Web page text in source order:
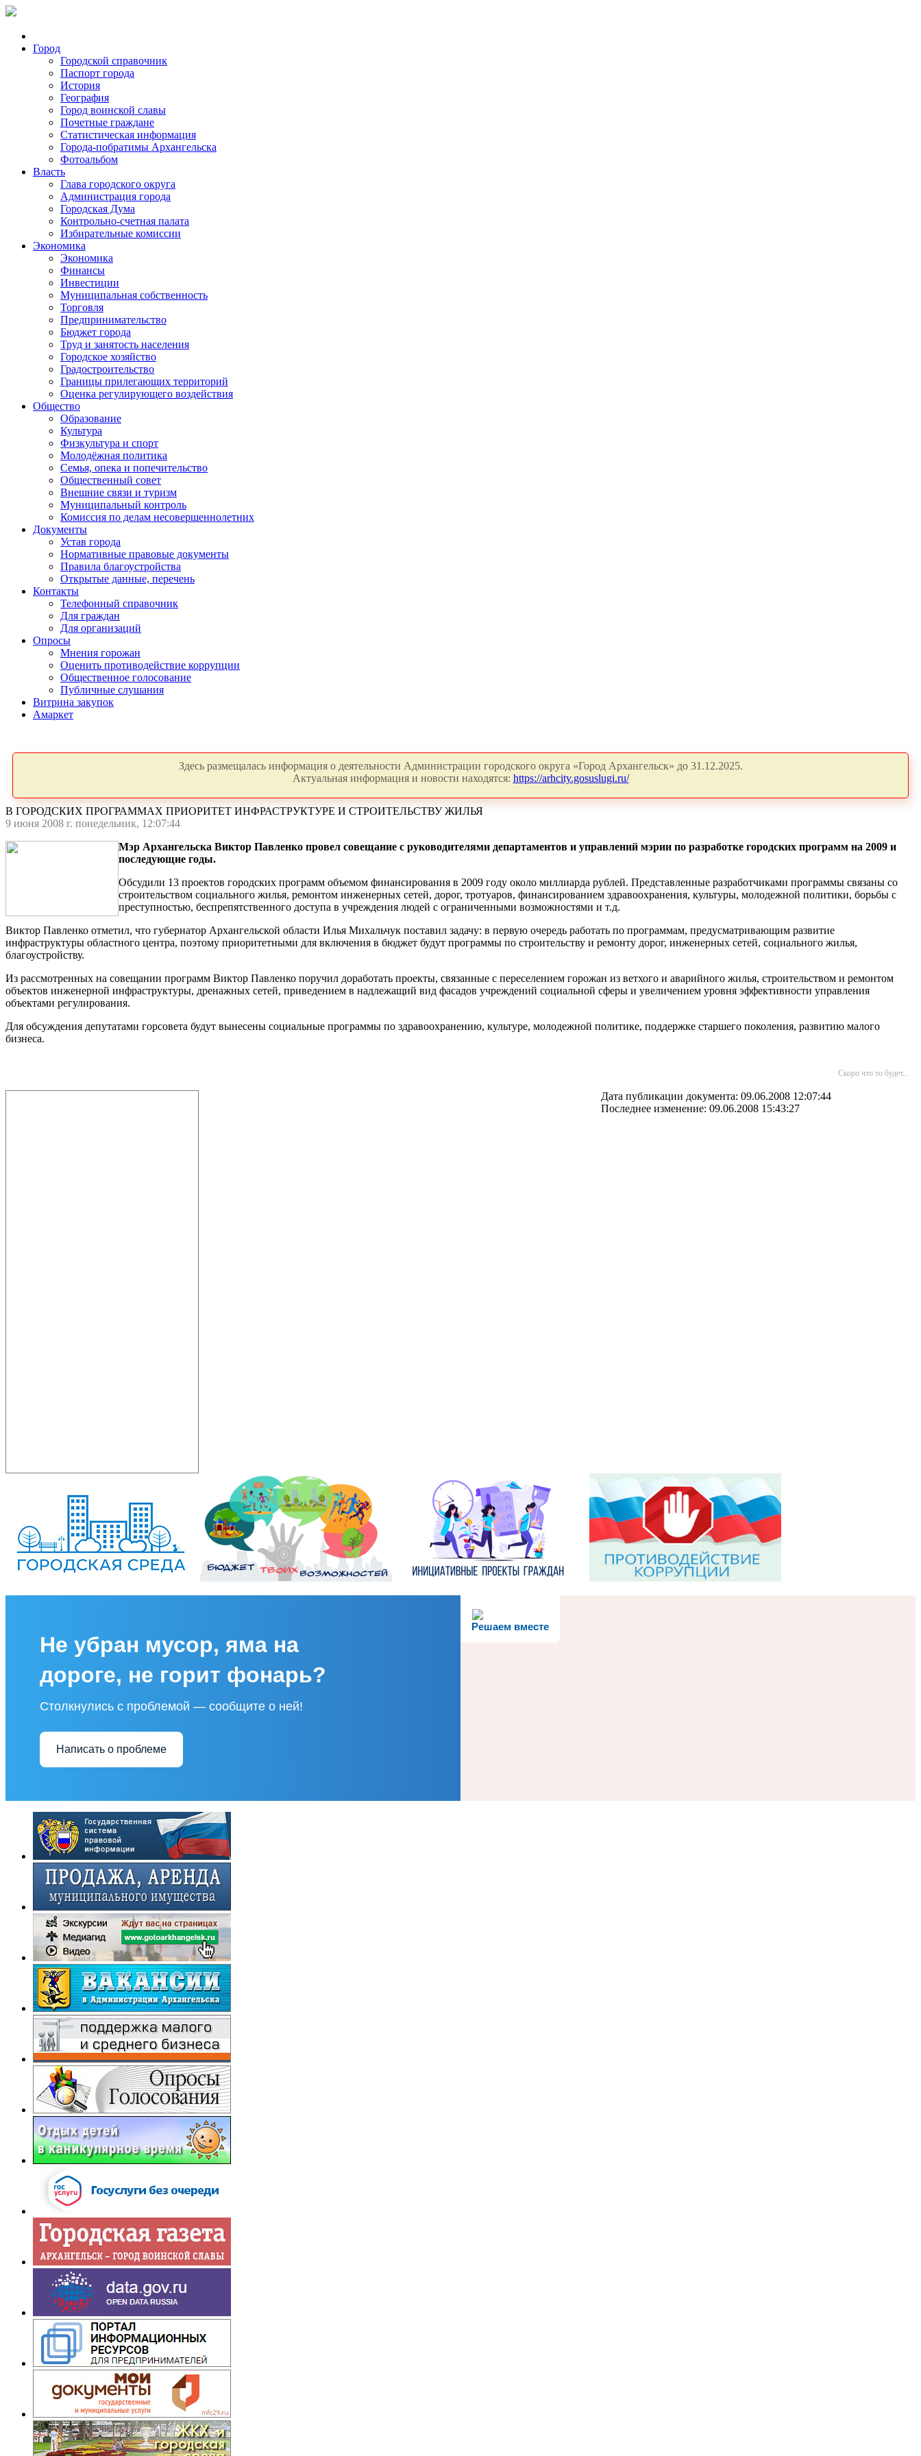
Город
Городской справочник
Паспорт города
История
География
Город воинской славы
Почетные граждане
Статистическая информация
Города-побратимы Архангельска
Фотоальбом
Власть
Глава городского округа
Администрация города
Городская Дума
Контрольно-счетная палата
Избирательные комиссии
Экономика
Экономика
Финансы
Инвестиции
Муниципальная собственность
Торговля
Предпринимательство
Бюджет города
Труд и занятость населения
Городское хозяйство
Градостроительство
Границы прилегающих территорий
Оценка регулирующего воздействия
Общество
Образование
Культура
Физкультура и спорт
Молодёжная политика
Семья, опека и попечительство
Общественный совет
Внешние связи и туризм
Муниципальный контроль
Комиссия по делам несовершеннолетних
Документы
Устав города
Нормативные правовые документы
Правила благоустройства
Открытые данные, перечень
Контакты
Телефонный справочник
Для граждан
Для организаций
Опросы
Мнения горожан
Оценить противодействие коррупции
Общественное голосование
Публичные слушания
Витрина закупок
Амаркет
Здесь размещалась информация о деятельности Администрации городского округа «Город Архангельск» до 31.12.2025.
Актуальная информация и новости находятся: https://arhcity.gosuslugi.ru/
В ГОРОДСКИХ ПРОГРАММАХ ПРИОРИТЕТ ИНФРАСТРУКТУРЕ И СТРОИТЕЛЬСТВУ ЖИЛЬЯ
9 июня 2008 г. понедельник, 12:07:44
Мэр Архангельска Виктор Павленко провел совещание с руководителями департаментов и управлений мэрии по разработке городских программ на 2009 и
последующие годы.
Обсудили 13 проектов городских программ объемом финансирования в 2009 году около миллиарда рублей. Представленные разработчиками программы связаны со
строительством социального жилья, ремонтом инженерных сетей, дорог, тротуаров, финансированием здравоохранения, культуры, молодежной политики, борьбы с
преступностью, беспрепятственного доступа в учреждения людей с ограниченными возможностями и т.д.
Виктор Павленко отметил, что губернатор Архангельской области Илья Михальчук поставил задачу: в первую очередь работать по программам, предусматривающим развитие
инфраструктуры областного центра, поэтому приоритетными для включения в бюджет будут программы по строительству и ремонту дорог, инженерных сетей, социального жилья,
благоустройству.
Из рассмотренных на совещании программ Виктор Павленко поручил доработать проекты, связанные с переселением горожан из ветхого и аварийного жилья, строительством и ремонтом
объектов инженерной инфраструктуры, дренажных сетей, приведением в надлежащий вид фасадов учреждений социальной сферы и увеличением уровня эффективности управления
объектами регулирования.
Для обсуждения депутатами горсовета будут вынесены социальные программы по здравоохранению, культуре, молодежной политике, поддержке старшего поколения, развитию малого
бизнеса.
Скоро что то будет...
Дата публикации документа: 09.06.2008 12:07:44
Последнее изменение: 09.06.2008 15:43:27
Решаем вместе
Не убран мусор, яма на
дороге, не горит фонарь?
Столкнулись с проблемой — сообщите о ней!
Написать о проблеме